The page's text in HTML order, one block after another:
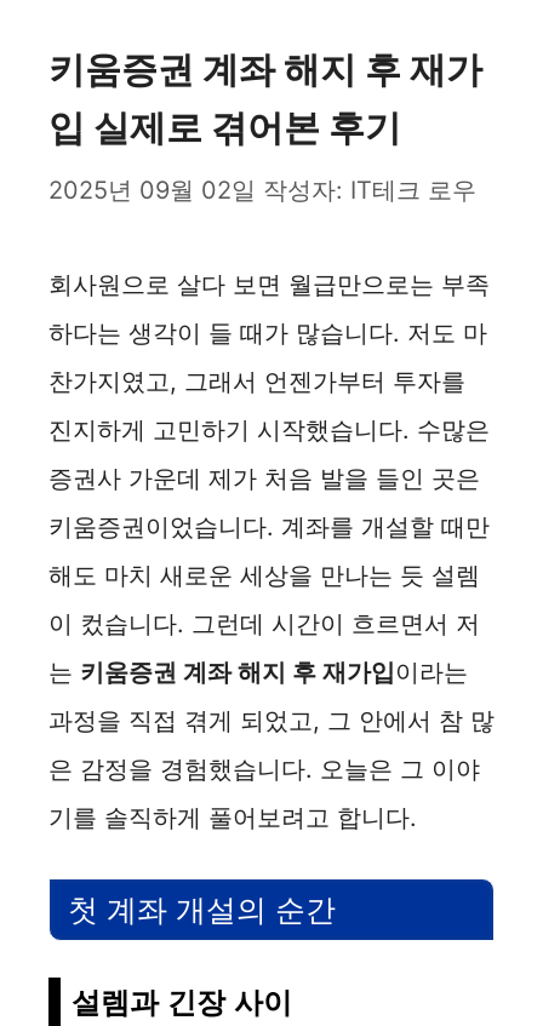
키움증권 계좌 해지 후 재가
입 실제로 겪어본 후기
2025년 09월 02일 작성자: IT테크 로우
회사원으로 살다 보면 월급만으로는 부족
하다는 생각이 들 때가 많습니다. 저도 마
찬가지였고, 그래서 언젠가부터 투자를
진지하게 고민하기 시작했습니다. 수많은
증권사 가운데 제가 처음 발을 들인 곳은
키움증권이었습니다. 계좌를 개설할 때만
해도 마치 새로운 세상을 만나는 듯 설렘
이 컸습니다. 그런데 시간이 흐르면서 저
는 키움증권 계좌 해지 후 재가입이라는
과정을 직접 겪게 되었고, 그 안에서 참 많
은 감정을 경험했습니다. 오늘은 그 이야
기를 솔직하게 풀어보려고 합니다.
첫 계좌 개설의 순간
설렘과 긴장 사이